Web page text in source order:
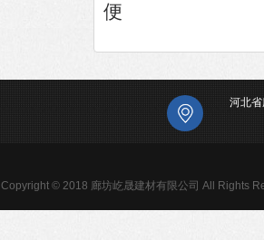
便
河北
Copyright © 2018 廊坊屹晟建材有限公司 All Rights